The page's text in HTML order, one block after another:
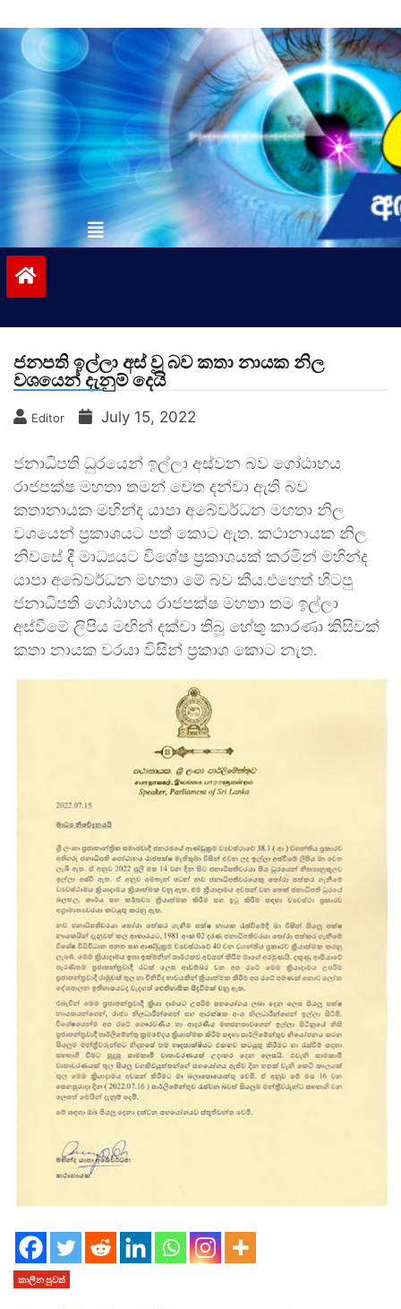
to
contentvinivida.lk
ජනපති ඉල්ලා අස් වූ බව කතා නායක නිල
වශයෙන් දැනුම් දෙයි
Editor July 15, 2022
ජනාධිපති ධුරයෙන් ඉල්ලා අස්වන බව ගෝඨාභය
රාජපක්ෂ මහතා තමන් වෙත දන්වා ඇති බව
කතානායක මහින්ද යාපා අබේවර්ධන මහතා නිල
වශයෙන් ප්‍රකාශයට පත් කොට ඇත. කථානායක නිල
නිවසේ දී මාධ්‍යයට විශේෂ ප්‍රකාශයක් කරමින් මහින්ද
යාපා අබේවර්ධන මහතා මේ බව කීය.එහෙත් හිටපු
ජනාධිපති ගෝඨාභය රාජපක්ෂ මහතා තම ඉල්ලා
අස්වීමේ ලිපිය මඟින් දක්වා තිබූ හේතු කාරණා කිසිවක්
කතා නායක වරයා විසින් ප්‍රකාශ කොට නැත.
කාලීන පුවත්